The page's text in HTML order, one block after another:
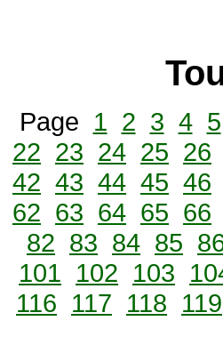
Page 1 2 3 4 5
22 23 24 25 26
42 43 44 45 46
62 63 64 65 66
82 83 84 85
101 102 103
116 117 118 119